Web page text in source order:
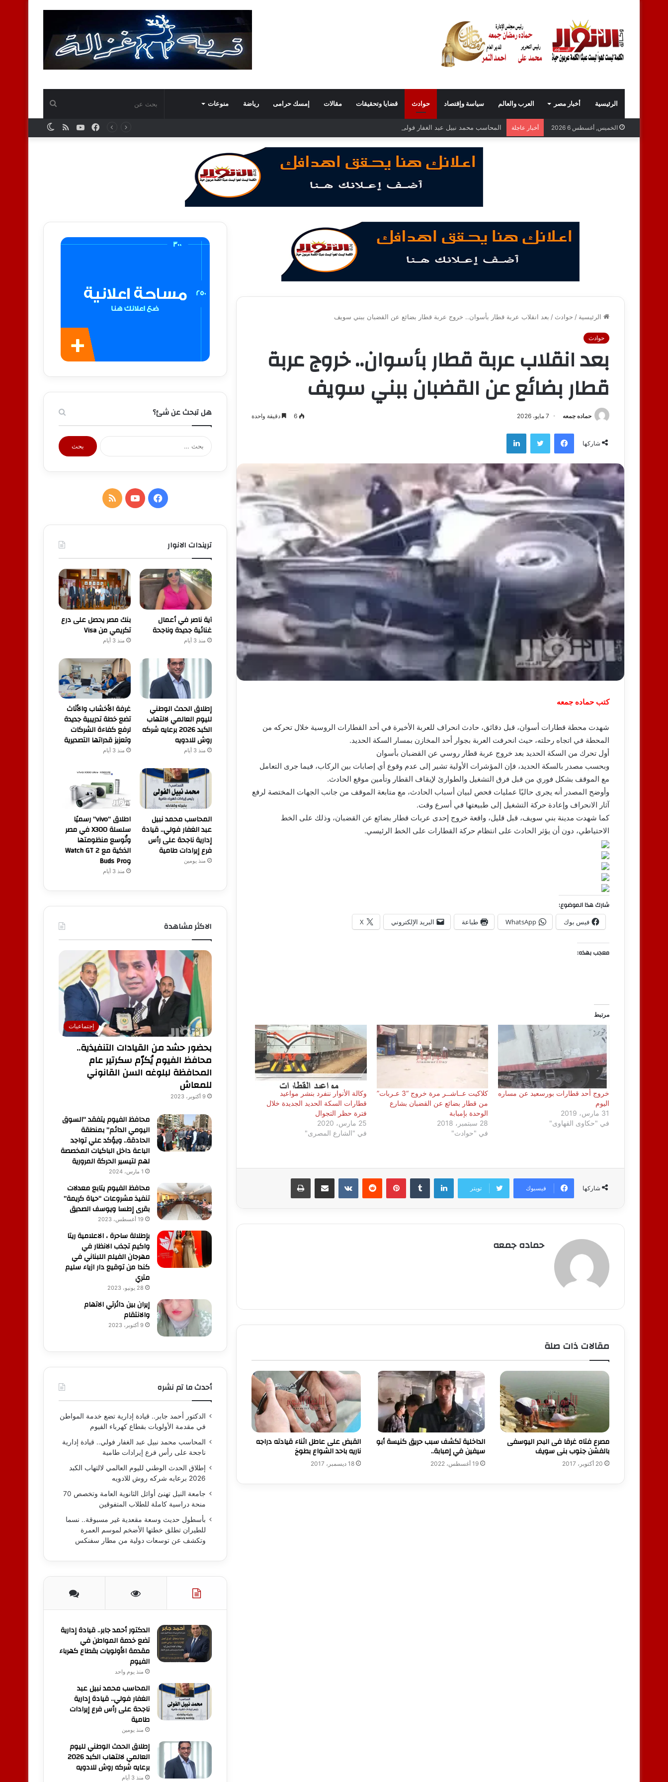
الرئيسية أخبار مصر العرب والعالم سياسة وإقتصاد حوادث قضايا وتحقيقات مقالات إمسك حرامى رياضة منوعات بحث
عن
الخميس, أغسطس 6 2026 أخبار عاجلة المحاسب محمد نبيل عبد الغفار فولي.. قيادة إدارية ناجحة على رأس فرع إيرادات طامية
ملخصيوتيوب
فيسبوك
الرئيسية / حوادث / بعد انقلاب عربة قطار بأسوان.. خروج عربة قطار بضائع عن القضبان ببني سويف
حوادث
بعد انقلاب عربة قطار بأسوان.. خروج عربة
قطار بضائع عن القضبان ببني سويف
حماده جمعه 7 مايو، 2026 6 دقيقة واحدة
شاركها
فيسبوك تويتر لينكدإن
كتب حماده جمعه
شهدت محطة قطارات أسوان، قبل دقائق، حادث انحراف للعربة الأخيرة في أحد القطارات الروسية خلال تحركه من
المحطة في اتجاه رحلته، حيث انحرفت العربة بجوار أحد المخازن بمسار السكة الحديد.
أول تحرك من السكة الحديد بعد خروج عربة قطار روسي عن القضبان بأسوان
وبحسب مصدر بالسكة الحديد، فإن المؤشرات الأولية تشير إلى عدم وقوع أي إصابات بين الركاب، فيما جرى التعامل
مع الموقف بشكل فوري من قبل فرق التشغيل والطوارئ لإيقاف القطار وتأمين موقع الحادث.
وأوضح المصدر أنه يجرى حاليًا عمليات فحص لبيان أسباب الحادث، مع متابعة الموقف من جانب الجهات المختصة لرفع
آثار الانحراف وإعادة حركة التشغيل إلى طبيعتها في أسرع وقت.
كما شهدت مدينة بني سويف، قبل قليل، واقعة خروج إحدى عربات قطار بضائع عن القضبان، وذلك على الخط
الاحتياطي، دون أن يؤثر الحادث على انتظام حركة القطارات على الخط الرئيسي.
شارك هذا الموضوع:
فيس بوك WhatsApp طباعة البريد الإلكتروني X
معجب بهذه:
مرتبط
خروج أحد قطارات بورسعيد عن مساره
اليوم
31 مارس، 2019
في "حكاوى القهاوى"
كلاكيت عــاشــر مرة خروج “3 عـربات”
من قطار بضائع عن القضبان بشارع
الوحدة بإمبابة
28 سبتمبر، 2018
في "حوادث"
وكالة الأنوار ننفرد بنشر مواعيد
قطارات السكة الحديد الجديدة خلال
فترة حظر التجوال
25 مارس، 2020
في "الشارع المصرى"
شاركها فيسبوك تويتر
لينكدإن بينتيريست مشاركة عبر البريد طباعة
حماده جمعه
مقالات ذات صلة
مصرع فتاه غرقا فى البحر اليوسفى
بالفشن جنوب بنى سويف
20 أكتوبر، 2017
الداخلية تكشف سبب حريق كنيسة أبو
سيفين في إمبابة..
19 أغسطس، 2022
القبض على عاطل اثناء قيادته دراجه
ناريه باحد الشواع بطوخ
18 ديسمبر، 2017
هل تبحث عن شئ؟
البحث
عن:
فيسبوكيوتيوبملخص
تريندات الانوار
آية ناصر في أعمال
غنائية جديدة وناجحة
منذ 3 أيام
بنك مصر يحصل على درع
تكريمي من Visa
منذ 3 أيام
إطلاق الحدث الوطني
لليوم العالمي لالتهاب
الكبد 2026 برعايه شركه
روش للادويه
منذ 3 أيام
غرفة الأخشاب والأثاث
تضع خطة تدريبية جديدة
لرفع كفاءة الشركات
وتعزيز قدراتها التصديرية
منذ 3 أيام
المحاسب محمد نبيل
عبد الغفار فولي.. قيادة
إدارية ناجحة على رأس
فرع إيرادات طامية
منذ يومين
اطلاق “vivo” رسميًا
سلسلة X300 في مصر
وتُوسع منظومتها
الذكية مع Watch GT 2
وBuds Pro
منذ 3 أيام
الاكثر مشاهدة
إجتماعيات
بحضور حشد من القيادات التنفيذية..
محافظ الفيوم يُكرّم سكرتير عام
المحافظة لبلوغه السن القانوني
للمعاش
9 أكتوبر، 2023
محافظ الفيوم يتفقد “السوق
اليومي الدائم” بمنطقة
الحادقة.. ويؤكد علي تواجد
الباعة داخل الباكيات المخصصة
لهم لتيسير الحركة المرورية
1 مارس، 2024
محافظ الفيوم يتابع معدلات
تنفيذ مشروعات “حياة كريمة”
بقرى إطسا ويوسف الصديق
19 أغسطس، 2023
بإطلالة ساحرة ، الاعلامية ريتا
واكيم تجذب الانظار في
مهرجان الفيلم اللبناني في
كندا من توقيع دار ازياء سليم
متري
28 يونيو، 2023
إيران بين دائرتي الاتهام
والانتقام
9 أكتوبر، 2023
أحدث ما تم نشره
الدكتور أحمد جابر.. قيادة إدارية تضع خدمة المواطن
في مقدمة الأولويات بقطاع كهرباء الفيوم
المحاسب محمد نبيل عبد الغفار فولي.. قيادة إدارية
ناجحة على رأس فرع إيرادات طامية
إطلاق الحدث الوطني لليوم العالمي لالتهاب الكبد
2026 برعايه شركه روش للادويه
جامعة النيل تهنئ أوائل الثانوية العامة وتخصص 70
منحة دراسية كاملة للطلاب المتفوقين
بأسطول حديث وسعة مقعدية غير مسبوقة.. نسما
للطيران تطلق خطتها الأضخم لموسم العمرة
وتكشف عن توسعات دولية من مطار سفنكس
الدكتور أحمد جابر.. قيادة إدارية
تضع خدمة المواطن في
مقدمة الأولويات بقطاع كهرباء
الفيوم
منذ يوم واحد
المحاسب محمد نبيل عبد
الغفار فولي.. قيادة إدارية
ناجحة على رأس فرع إيرادات
طامية
منذ يومين
إطلاق الحدث الوطني لليوم
العالمي لالتهاب الكبد 2026
برعايه شركه روش للادويه
منذ 3 أيام